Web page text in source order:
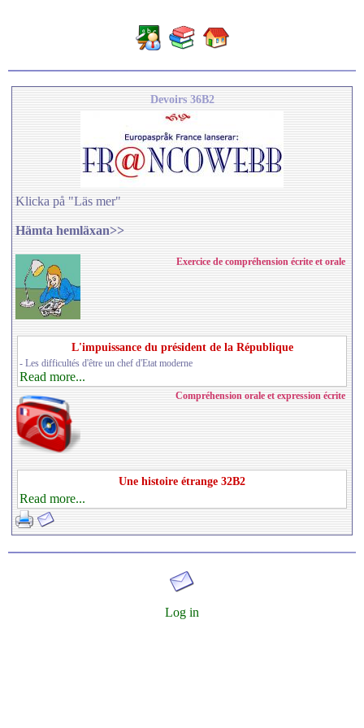
Devoirs 36B2
Klicka på "Läs mer"
Hämta hemläxan>>
Exercice de compréhension écrite et orale
L'impuissance du président de la République
- Les difficultés d'être un chef d'Etat moderne
Read more...
Compréhension orale et expression écrite
Une histoire étrange 32B2
Read more...
Log in